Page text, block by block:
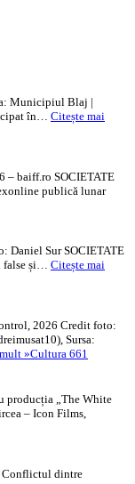
Municipiul Blaj |
în… Citește mai
– baiff.ro SOCIETATE
publică lunar
Daniel Sur SOCIETATE
false și… Citește mai
2026 Credit foto:
Sursa:
»Cultura 661
producția „The White
– Icon Films,
Conflictul dintre